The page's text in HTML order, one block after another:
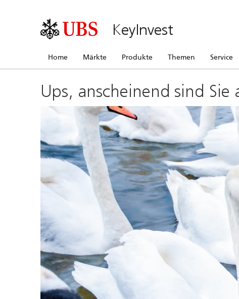
KeyInvest
Home Märkte Produkte Themen Service
Ups, anscheinend sind